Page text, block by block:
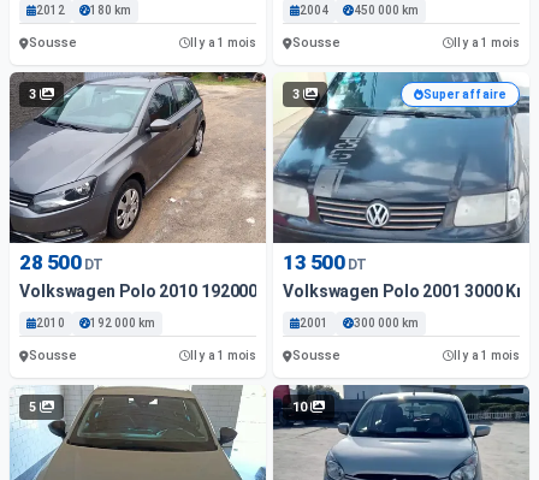
2012 180 km
Sousse Il y a 1 mois
2004 450 000 km
Sousse Il y a 1 mois
3
28 500 DT
Volkswagen Polo 2010 192000 Km
2010 192 000 km
Sousse Il y a 1 mois
3 Super affaire
13 500 DT
Volkswagen Polo 2001 3000 Km
2001 300 000 km
Sousse Il y a 1 mois
5 10